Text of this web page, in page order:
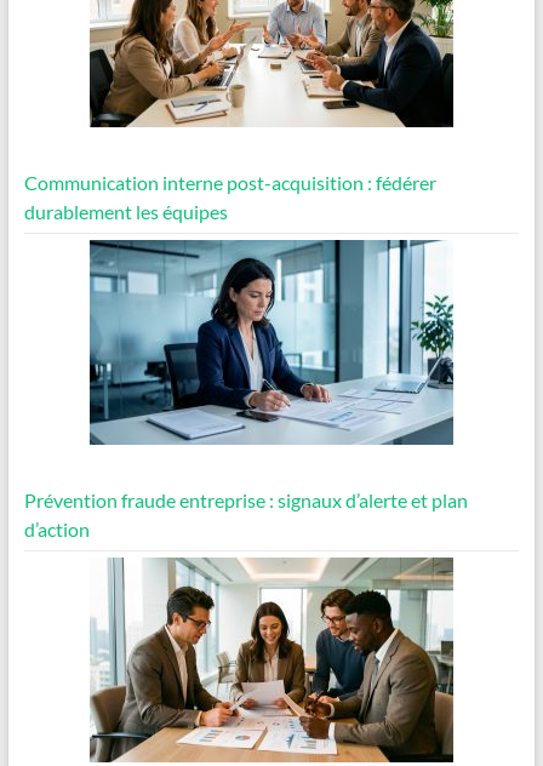
Communication interne post-acquisition : fédérer
durablement les équipes
Prévention fraude entreprise : signaux d’alerte et plan
d’action